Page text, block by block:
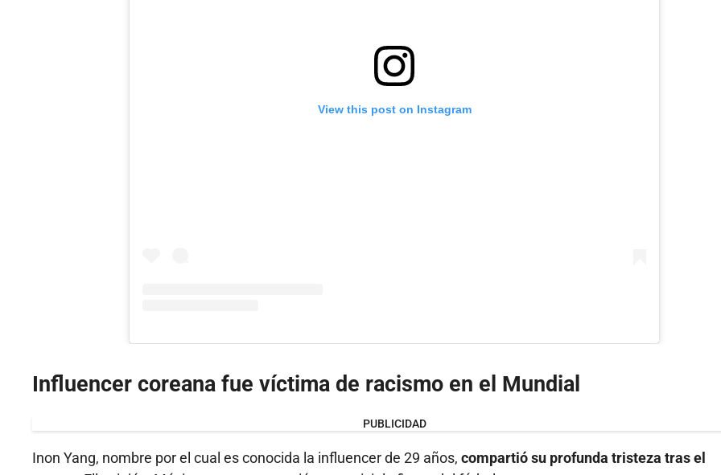
View this post on Instagram
Influencer coreana fue víctima de racismo en el Mundial
PUBLICIDAD
Inon Yang, nombre por el cual es conocida la influencer de 29 años, compartió su profunda tristeza tras el